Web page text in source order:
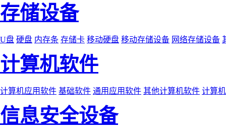
存储设备
U盘 硬盘 内存条 存储卡 移动硬盘 移动存储设备 网络存储设备
计算机软件
计算机应用软件 基础软件 通用应用软件 其他计算机软件 计算
信息安全设备